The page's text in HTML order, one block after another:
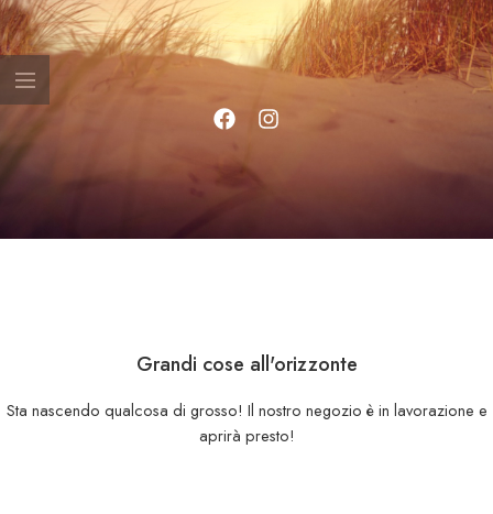
Grandi cose all'orizzonte
Sta nascendo qualcosa di grosso! Il nostro negozio è in lavorazione e
aprirà presto!